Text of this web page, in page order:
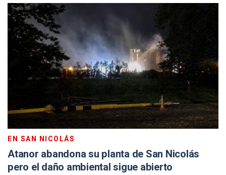
EN SAN NICOLÁS
Atanor abandona su planta de San Nicolás
pero el daño ambiental sigue abierto